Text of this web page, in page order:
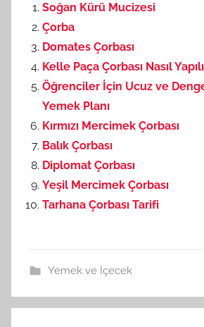
Soğan Kürü Mucizesi
Çorba
Domates Çorbası
Kelle Paça Çorbası Nasıl
Öğrenciler İçin Ucuz ve
Yemek Planı
Kırmızı Mercimek Çorbası
Balık Çorbası
Diplomat Çorbası
Yeşil Mercimek Çorbası
Tarhana Çorbası Tarifi
Yemek ve İçecek